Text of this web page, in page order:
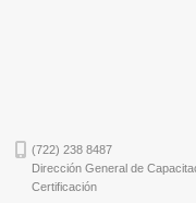
(722) 238 8487
Dirección General de
Certificación